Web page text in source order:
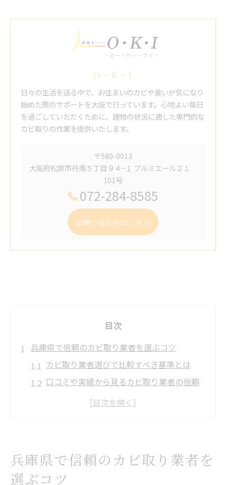
O・K・I
日々の生活を送る中で、お住まいのカビや臭いが気になり
始めた際のサポートを大阪で行っています。心地よい毎日
を過ごしていただくために、建物の状況に適した専門的な
カビ取りの作業を提供いたします。
〒580-0013
大阪府松原市丹南５丁目９４−１ プルミエール２１
101号
072-284-8585
お問い合わせはこちら
目次
兵庫県で信頼のカビ取り業者を選ぶコツ
カビ取り業者選びで比較すべき基準とは
口コミや実績から見るカビ取り業者の信頼
カビ取り依頼前に知っておきたい地域対応
状況
兵庫県で信頼のカビ取り業者を
選ぶコツ